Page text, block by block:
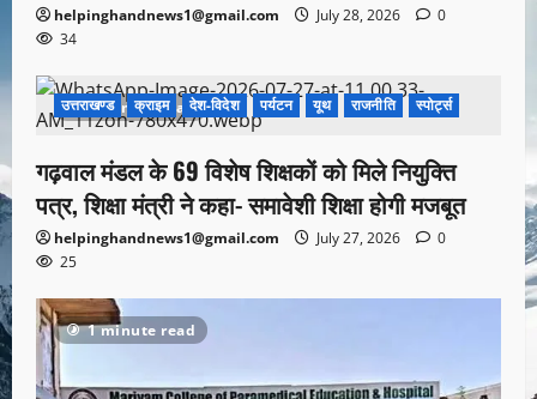
helpinghandnews1@gmail.com July 28, 2026
0
34
1 minute read
उत्तराखण्ड क्राइम देश-विदेश पर्यटन यूथ राजनीति स्पोर्ट्स
गढ़वाल मंडल के 69 विशेष शिक्षकों को मिले नियुक्ति
पत्र, शिक्षा मंत्री ने कहा- समावेशी शिक्षा होगी मजबूत
helpinghandnews1@gmail.com July 27, 2026
0
25
1 minute read